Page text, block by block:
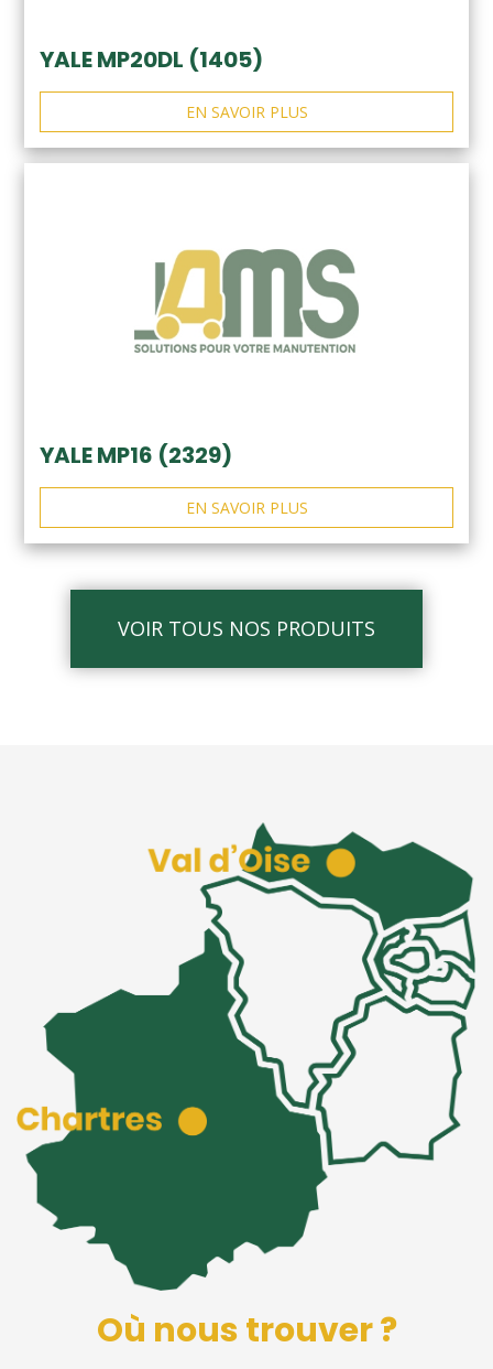
YALE MP20DL (1405)
EN SAVOIR PLUS
YALE MP16 (2329)
EN SAVOIR PLUS
VOIR TOUS NOS PRODUITS
Où nous trouver ?